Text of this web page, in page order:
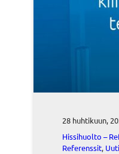
28 huhtikuun,
Hissihuolto –
Referenssit,